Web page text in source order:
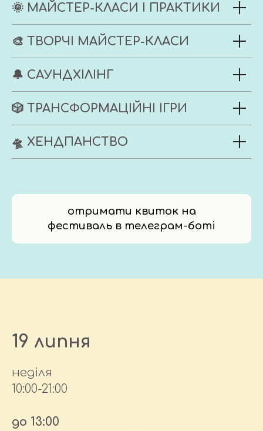
🌞 МАЙСТЕР-КЛАСИ І ПРАКТИКИ
🎨 ТВОРЧІ МАЙСТЕР-КЛАСИ
🔔 САУНДХІЛІНГ
🎲 ТРАНСФОРМАЦІЙНІ ІГРИ
🛸 ХЕНДПАНСТВО
отримати квиток на
фестиваль в телеграм-боті
19 липня
неділя
10:00-21:00
до 13:00